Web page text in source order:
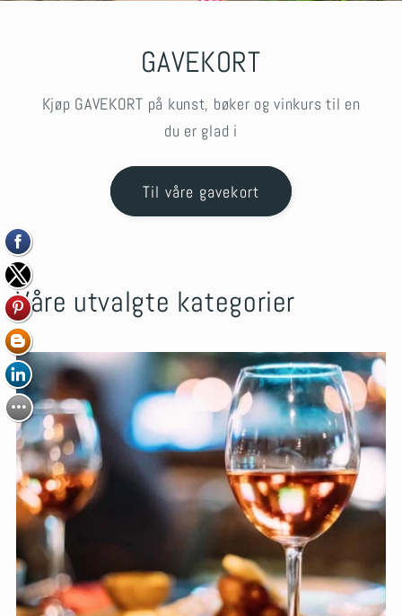
GAVEKORT
Kjøp GAVEKORT på kunst, bøker og vinkurs til en
du er glad i
Til våre gavekort
Våre utvalgte kategorier